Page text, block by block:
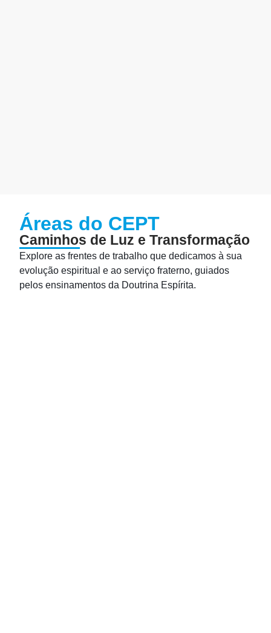
Áreas do CEPT
Caminhos de Luz e Transformação
Explore as frentes de trabalho que dedicamos à sua
evolução espiritual e ao serviço fraterno, guiados
pelos ensinamentos da Doutrina Espírita.